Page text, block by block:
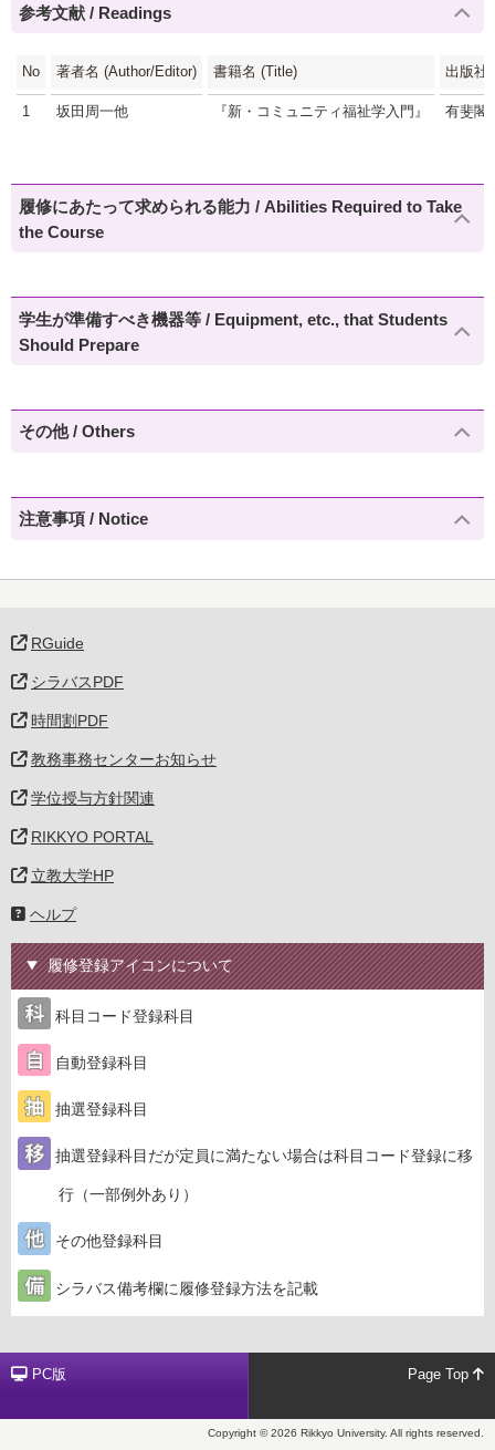
参考文献 / Readings
No 著者名 (Author/Editor) 書籍名 (Title) 出版社
1 坂田周一他 『新・コミュニティ福祉学入門』 有斐閣
履修にあたって求められる能力 / Abilities Required to Take
the Course
学生が準備すべき機器等 / Equipment, etc., that Students
Should Prepare
その他 / Others
注意事項 / Notice
RGuide
シラバスPDF
時間割PDF
教務事務センターお知らせ
学位授与方針関連
RIKKYO PORTAL
立教大学HP
ヘルプ
履修登録アイコンについて
科目コード登録科目
自動登録科目
抽選登録科目
抽選登録科目だが定員に満たない場合は科目コード登録に移
行（一部例外あり）
その他登録科目
シラバス備考欄に履修登録方法を記載
PC版 Page Top
Copyright © 2026 Rikkyo University. All rights reserved.